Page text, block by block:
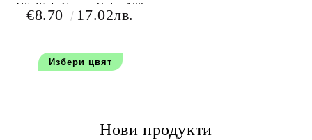
Vitality's Cream Color 100
мл + 150 мл окислител
€8.70 17.02лв.
Избери цвят
Нови продукти